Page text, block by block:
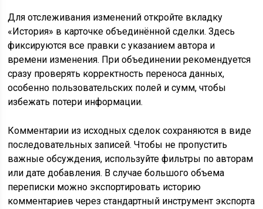
Для отслеживания изменений откройте вкладку
«История» в карточке объединённой сделки. Здесь
фиксируются все правки с указанием автора и
времени изменения. При объединении рекомендуется
сразу проверять корректность переноса данных,
особенно пользовательских полей и сумм, чтобы
избежать потери информации.
Комментарии из исходных сделок сохраняются в виде
последовательных записей. Чтобы не пропустить
важные обсуждения, используйте фильтры по авторам
или дате добавления. В случае большого объема
переписки можно экспортировать историю
комментариев через стандартный инструмент экспорта